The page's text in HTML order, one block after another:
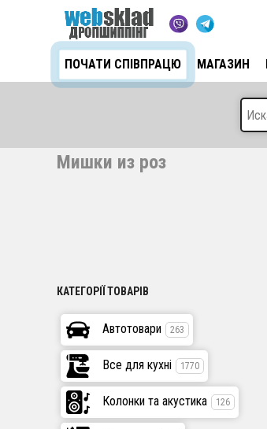
ПОЧАТИ СПІВПРАЦЮ МАГАЗИН
Мишки из роз
КАТЕГОРІЇ ТОВАРІВ
Автотовари 263
Все для кухні 1770
Колонки та акустика 126